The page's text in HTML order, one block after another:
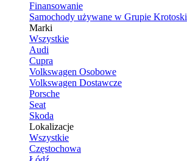
Finansowanie
Samochody używane w Grupie Krotoski
Marki
Wszystkie
Audi
Cupra
Volkswagen Osobowe
Volkswagen Dostawcze
Porsche
Seat
Skoda
Lokalizacje
Wszystkie
Częstochowa